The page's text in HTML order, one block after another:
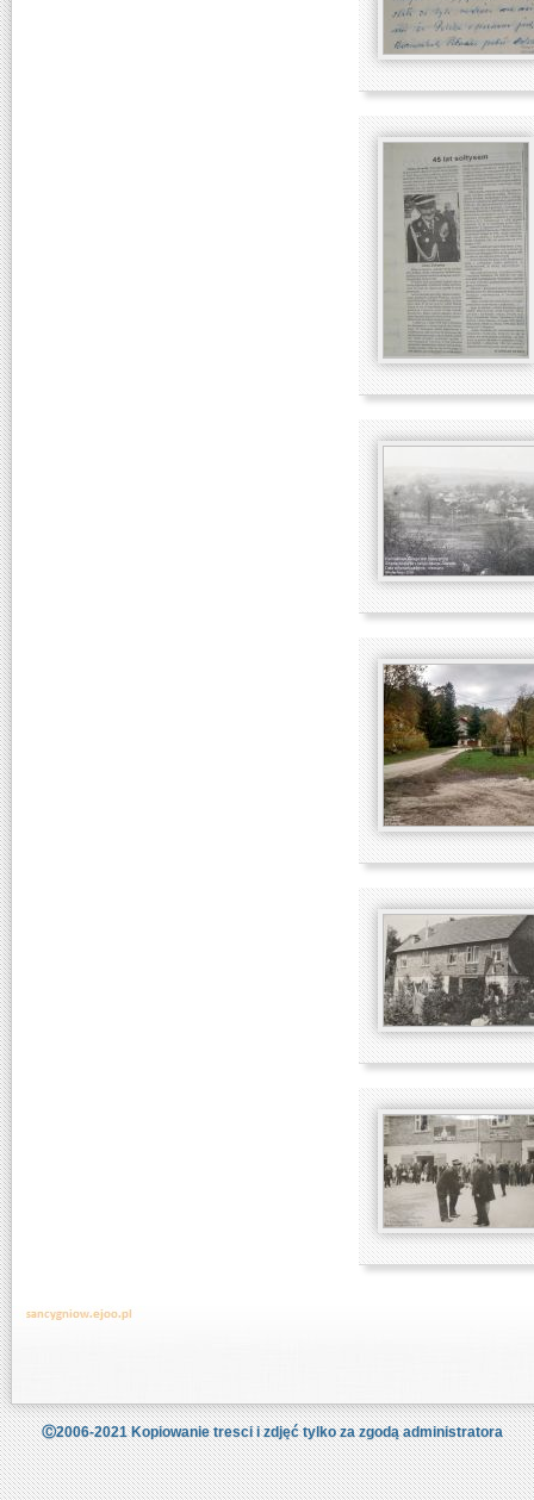
Ⓒ2006-2021 Kopiowanie tresci i zdjęć tylko za zgodą administratora